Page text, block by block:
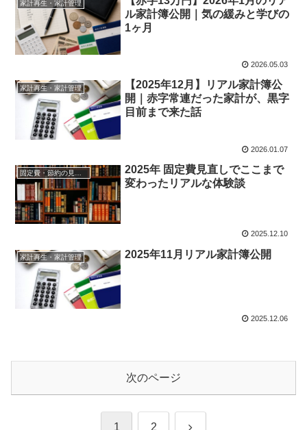
家計再生・家計管理
ル家計簿公開｜気の緩みと学びの
1ヶ月
2026.05.03
家計再生・家計管理
【2025年12月】リアル家計簿公
開｜赤字常連だった家計が、黒字
目前まで来た話
2026.01.07
2025年 固定費見直しでここまで
変わったリアルな体験談
2025.12.10
家計再生・家計管理 2025年11月リアル家計簿公開
2025.12.06
次のページ
1 2 次